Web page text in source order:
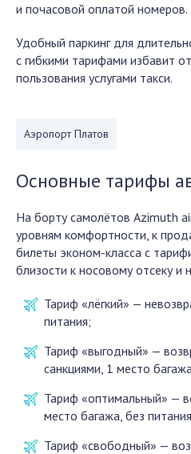
и почасовой оплатой номеров.
Удобный паркинг для
с гибкими тарифами избавит
пользования услугами такси.
Аэропорт Платов
Основные тарифы
На борту самолётов Azimuth
уровням комфортности, к
билеты эконом-класса с
близости к носовому отсеку и
Тариф «лёгкий» —
питания;
Тариф «выгодный» —
санкциями, 1 место
Тариф «оптимальный» —
место багажа, без
Тариф «свободный» —